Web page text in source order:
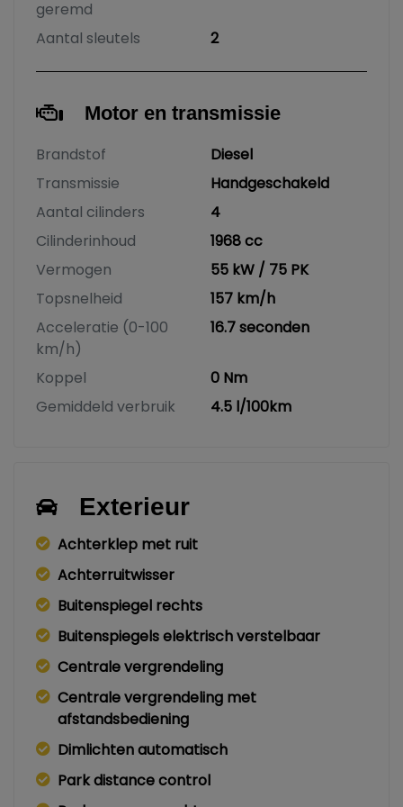
geremd
Aantal sleutels 2
Motor en transmissie
Brandstof
Diesel
Transmissie
Handgeschakeld
Aantal cilinders
4
Cilinderinhoud
1968 cc
Vermogen
55 kW / 75 PK
Topsnelheid
157 km/h
Acceleratie (0-100
km/h)
16.7 seconden
Koppel
0 Nm
Gemiddeld verbruik
4.5 l/100km
Exterieur
Achterklep met ruit
Achterruitwisser
Buitenspiegel rechts
Buitenspiegels elektrisch verstelbaar
Centrale vergrendeling
Centrale vergrendeling met
afstandsbediening
Dimlichten automatisch
Park distance control